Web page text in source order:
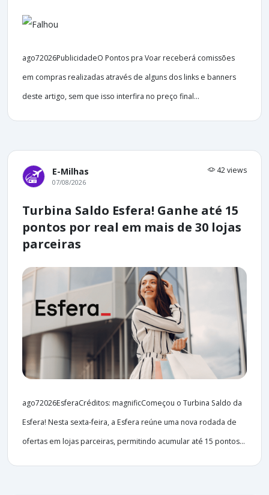
ago72026PublicidadeO Pontos pra Voar receberá comissões
em compras realizadas através de alguns dos links e banners
deste artigo, sem que isso interfira no preço final...
E-Milhas 42 views
07/08/2026
Turbina Saldo Esfera! Ganhe até 15
pontos por real em mais de 30 lojas
parceiras
ago72026EsferaCréditos: magnificComeçou o Turbina Saldo da
Esfera! Nesta sexta-feira, a Esfera reúne uma nova rodada de
ofertas em lojas parceiras, permitindo acumular até 15 pontos...